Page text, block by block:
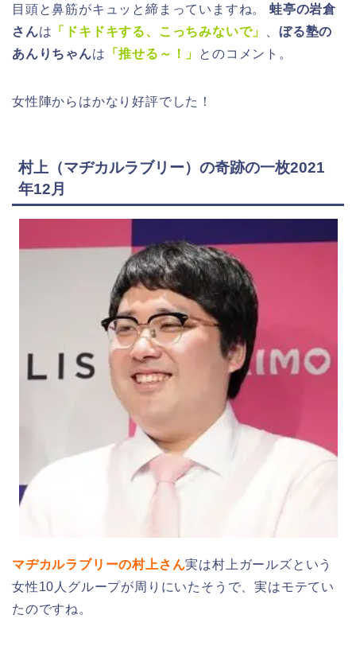
目頭と鼻筋がキュッと締まっていますね。 蛙亭の岩倉
さんは 「ドキドキする、こっちみないで」 、ぼる塾の
あんりちゃんは 「推せる～！」 とのコメント。
女性陣からはかなり好評でした！
村上（マヂカルラブリー）の奇跡の一枚2021
年12月
マヂカルラブリーの村上さん実は村上ガールズという
女性10人グループが周りにいたそうで、実はモテてい
たのですね。